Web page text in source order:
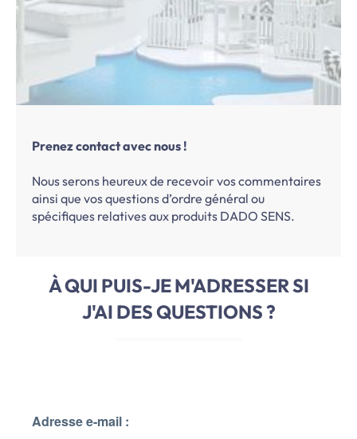
Prenez contact avec nous !
Nous serons heureux de recevoir vos commentaires
ainsi que vos questions d’ordre général ou
spécifiques relatives aux produits DADO SENS.
À QUI PUIS-JE M'ADRESSER SI
J'AI DES QUESTIONS ?
Adresse e-mail :